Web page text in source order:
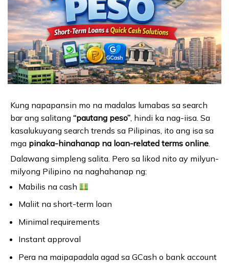
Kung napapansin mo na madalas lumabas sa search
bar ang salitang “pautang peso” , hindi ka nag-iisa. Sa
kasalukuyang search trends sa Pilipinas, ito ang isa sa
mga pinaka-hinahanap na loan-related terms online
Dalawang simpleng salita. Pero sa likod nito ay milyun-
milyong Pilipino na naghahanap ng:
Mabilis na cash
Maliit na short-term loan
Minimal requirements
Instant approval
Pera na maipapadala agad sa GCash o bank account